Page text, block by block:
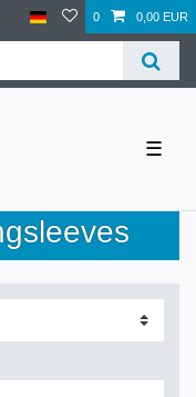
0 0,00 EUR
☰